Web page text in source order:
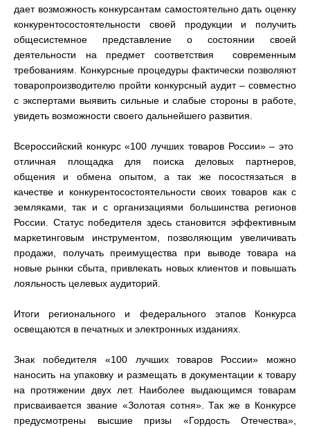
дает возможность конкурсантам самостоятельно дать оценку
конкурентосостоятельности своей продукции и получить
общесистемное представление о состоянии своей
деятельности на предмет соответствия современным
требованиям. Конкурсные процедуры фактически позволяют
товаропроизводителю пройти конкурсный аудит – совместно
с экспертами выявить сильные и слабые стороны в работе,
увидеть возможности своего дальнейшего развития.
Всероссийский конкурс «100 лучших товаров России» – это
отличная площадка для поиска деловых партнеров,
общения и обмена опытом, а так же посостязаться в
качестве и конкурентосостоятельности своих товаров как с
земляками, так и с организациями большинства регионов
России. Статус победителя здесь становится эффективным
маркетинговым инструментом, позволяющим увеличивать
продажи, получать преимущества при выводе товара на
новые рынки сбыта, привлекать новых клиентов и повышать
лояльность целевых аудиторий.
Итоги регионального и федерального этапов Конкурса
освещаются в печатных и электронных изданиях.
Знак победителя «100 лучших товаров России» можно
наносить на упаковку и размещать в документации к товару
на протяжении двух лет. Наиболее выдающимся товарам
присваивается звание «Золотая сотня». Так же в Конкурсе
предусмотрены высшие призы «Гордость Отечества»,